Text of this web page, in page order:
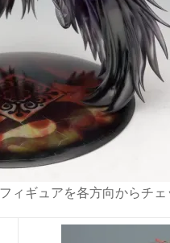
ィギュアを各方向からチェ